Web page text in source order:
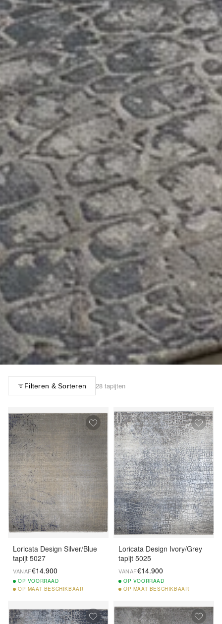
Filteren & Sorteren 28 tapijten
Loricata Design Silver/Blue
tapijt 5027
VANAF€14.900
OP VOORRAAD
OP MAAT BESCHIKBAAR
Loricata Design Ivory/Grey
tapijt 5025
VANAF€14.900
OP VOORRAAD
OP MAAT BESCHIKBAAR